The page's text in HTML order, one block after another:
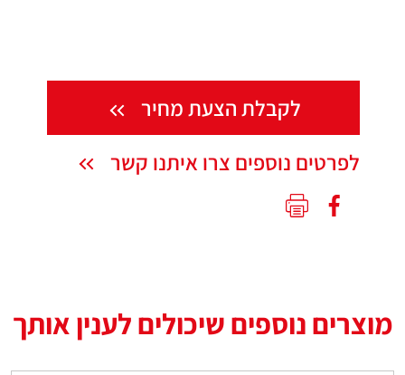
לקבלת הצעת מחיר
לפרטים נוספים צרו איתנו קשר
מוצרים נוספים שיכולים לענין אותך